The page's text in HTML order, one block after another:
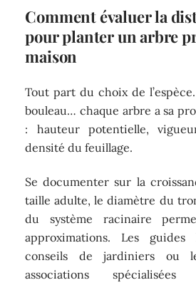
Comment évaluer la
pour planter un arbre
maison
Tout part du choix de
bouleau… chaque arbre a sa
: hauteur potentielle,
densité du feuillage.
Se documenter sur la
taille adulte, le diamètre du
du système racinaire
approximations. Les guides
conseils de jardiniers ou
associations